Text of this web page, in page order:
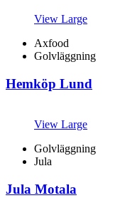
View Large
Axfood
Golvläggning
Hemköp Lund
View Large
Golvläggning
Jula
Jula Motala